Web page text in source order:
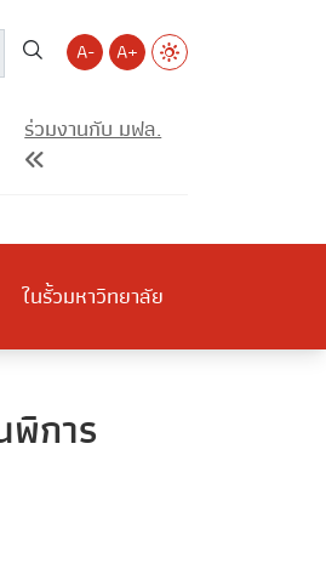
A- A+
ร่วมงานกับ มฟล.
ในรั้วมหาวิทยาลัย
พิการ